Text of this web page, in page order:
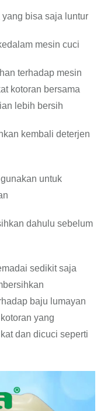
bisa saja luntur
mesin cuci
terhadap mesin
kotoran bersama
lebih bersih
kembali deterjen
untuk
dahulu sebelum
sedikit saja
baju lumayan
yang
dan dicuci seperti